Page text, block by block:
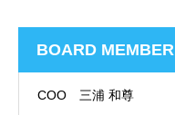
BOARD MEMBER
COO 三浦 和尊